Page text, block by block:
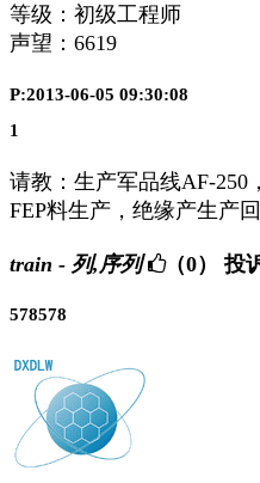
等级：初级工程师
声望： 6619
P:2013-06-05 09:30:08
1
请教：生产军品线AF-250
FEP料生产，绝缘产生产
train - 列,序列 （0） 投
578578